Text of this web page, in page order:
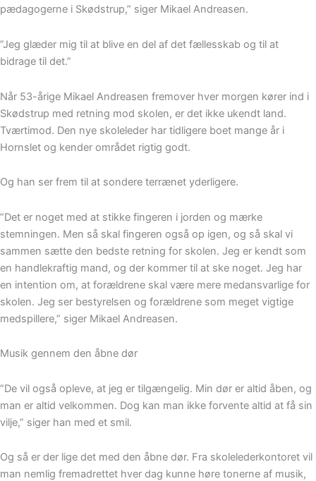
pædagogerne i Skødstrup,” siger Mikael Andreasen.
”Jeg glæder mig til at blive en del af det fællesskab og til at
bidrage til det.”
Når 53-årige Mikael Andreasen fremover hver morgen kører ind i
Skødstrup med retning mod skolen, er det ikke ukendt land.
Tværtimod. Den nye skoleleder har tidligere boet mange år i
Hornslet og kender området rigtig godt.
Og han ser frem til at sondere terrænet yderligere.
”Det er noget med at stikke fingeren i jorden og mærke
stemningen. Men så skal fingeren også op igen, og så skal vi
sammen sætte den bedste retning for skolen. Jeg er kendt som
en handlekraftig mand, og der kommer til at ske noget. Jeg har
en intention om, at forældrene skal være mere medansvarlige for
skolen. Jeg ser bestyrelsen og forældrene som meget vigtige
medspillere,” siger Mikael Andreasen.
Musik gennem den åbne dør
”De vil også opleve, at jeg er tilgængelig. Min dør er altid åben, og
man er altid velkommen. Dog kan man ikke forvente altid at få sin
vilje,” siger han med et smil.
Og så er der lige det med den åbne dør. Fra skolelederkontoret vil
man nemlig fremadrettet hver dag kunne høre tonerne af musik,